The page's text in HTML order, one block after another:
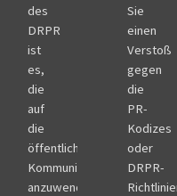
des
DRPR
ist
es,
die
auf
die
öffentliche
Kommunikation
anzuwendenden
Sie
einen
Verstoß
gegen
die
PR-
Kodizes
oder
DRPR-